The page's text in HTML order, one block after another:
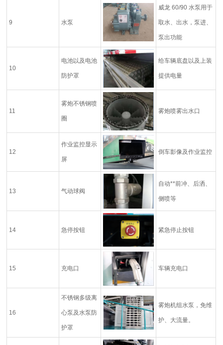
9 水泵
威龙 60/90水泵用于
取水、出水，泵进、
泵出功能
10
电池以及电池
防护罩
给车辆底盘以及上装
提供电量
11
雾炮不锈钢喷
圈
雾炮喷雾出水口
12
作业监控显示
屏
倒车影像及作业监控
13 气动球阀
自动**前冲、后洒、
侧喷等
14 急停按钮 紧急停止按钮
15 充电口 车辆充电口
16
不锈钢多级离
心泵及水泵防
护罩
雾炮机组水泵，免维
护、大流量。